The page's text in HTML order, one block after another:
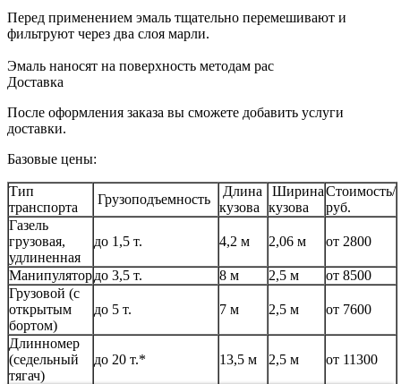
Перед применением эмаль тщательно перемешивают и
фильтруют через два слоя марли.
Эмаль наносят на поверхность методам рас
Доставка
После оформления заказа вы сможете добавить услуги
доставки.
Базовые цены:
Тип
транспорта
Грузоподъемность
Длина
кузова
Ширина
кузова
Стоимость/
руб.
Газель
грузовая,
удлиненная
до 1,5 т. 4,2 м 2,06 м от 2800
Манипулятордо 3,5 т. 8 м 2,5 м
от 8500
Грузовой (с
открытым
бортом)
до 5 т. 7 м 2,5 м от 7600
Длинномер
(седельный
тягач)
до 20 т.* 13,5 м 2,5 м от 11300